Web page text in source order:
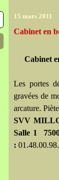
15 mars 2011
Cabinet en
Cabinet
Les portes
gravées de
arcature.
SVV
Salle 1
: